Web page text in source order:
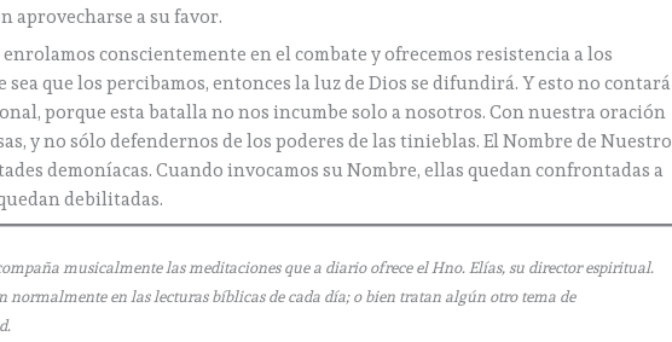
aprovecharse a su favor.
enrolamos conscientemente en el combate y ofrecemos resistencia a los
sea que los percibamos, entonces la luz de Dios se difundirá. Y esto no contará
porque esta batalla no nos incumbe solo a nosotros. Con nuestra oración
y no sólo defendernos de los poderes de las tinieblas. El Nombre de Nuestro
demoníacas. Cuando invocamos su Nombre, ellas quedan confrontadas a
debilitadas.
musicalmente las meditaciones que a diario ofrece el Hno. Elías, su director espiritual.
normalmente en las lecturas bíblicas de cada día; o bien tratan algún otro tema de